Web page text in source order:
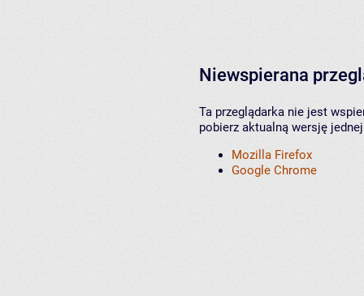
Niewspierana
Ta przeglądarka nie jest
pobierz aktualną wersję
Mozilla Firefox
Google Chrome